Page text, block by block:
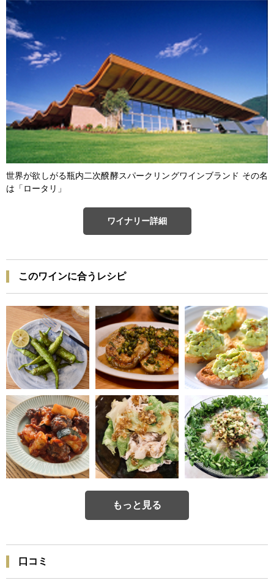
世界が欲しがる瓶内二次醗酵スパークリングワインブランド その名
は「ロータリ」
ワイナリー詳細
このワインに合うレシピ
もっと見る
口コミ